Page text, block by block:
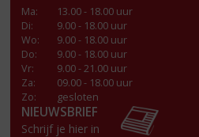
Ma:
13.00 - 18.00 uur
Di:
9.00 - 18.00 uur
Wo:
9.00 - 18.00 uur
Do:
9.00 - 18.00 uur
Vr:
9.00 - 21.00 uur
Za:
09.00 - 18.00 uur
Zo:
gesloten
NIEUWSBRIEF
Schrijf je hier in